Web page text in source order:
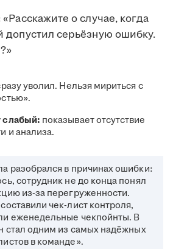
«Расскажите о случае, когда
серьёзную ошибку.
уволил. Нельзя мириться с
слабый: показывает отсутствие
и анализа.
разобрался в причинах ошибки:
сотрудник не до конца понял
из-за перегруженности.
чек-лист контроля,
еженедельные чекпойнты. В
стал одним из самых надёжных
в команде».